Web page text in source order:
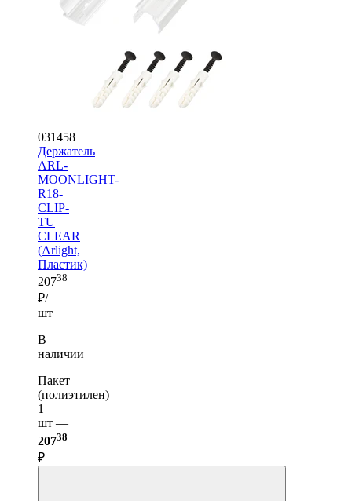
031458
Держатель
ARL-
MOONLIGHT-
R18-
CLIP-
TU
CLEAR
(Arlight,
Пластик)
20738
₽/
шт
В
наличии
Пакет
(полиэтилен)
1
шт —
20738
₽